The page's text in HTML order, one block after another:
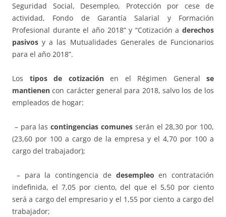
Seguridad Social, Desempleo, Protección por cese de
actividad, Fondo de Garantía Salarial y Formación
Profesional durante el año 2018” y “Cotización a derechos
pasivos y a las Mutualidades Generales de Funcionarios
para el año 2018”.
Los tipos de cotizaciónen el Régimen General se
mantienen con carácter general para 2018, salvo los de los
empleados de hogar:
– para lascontingencias comunes serán el 28,30 por 100,
(23,60 por 100 a cargo de la empresa y el 4,70 por 100 a
cargo del trabajador);
– para la contingencia de desempleo en contratación
indefinida, el 7,05 por ciento, del que el 5,50 por ciento
será a cargo del empresario y el 1,55 por ciento a cargo del
trabajador;